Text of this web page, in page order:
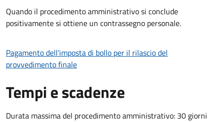
Quando il procedimento amministrativo si conclude
positivamente si ottiene un contrassegno personale.
Pagamento dell'imposta di bollo per il rilascio del
provvedimento finale
Tempi e scadenze
Durata massima del procedimento amministrativo: 30 giorni